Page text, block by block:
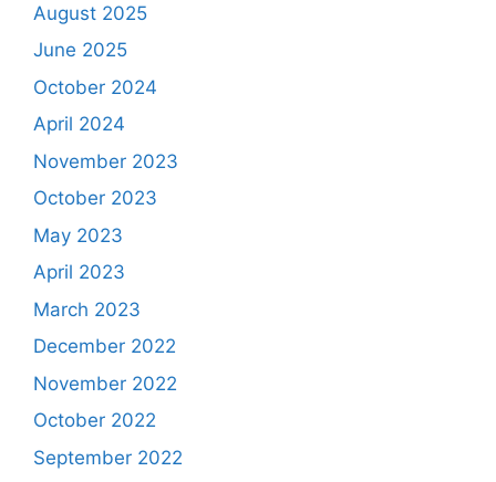
August 2025
June 2025
October 2024
April 2024
November 2023
October 2023
May 2023
April 2023
March 2023
December 2022
November 2022
October 2022
September 2022